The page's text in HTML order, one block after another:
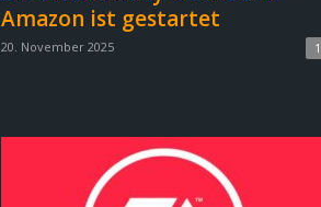
Amazon ist gestartet
20. November 2025 1